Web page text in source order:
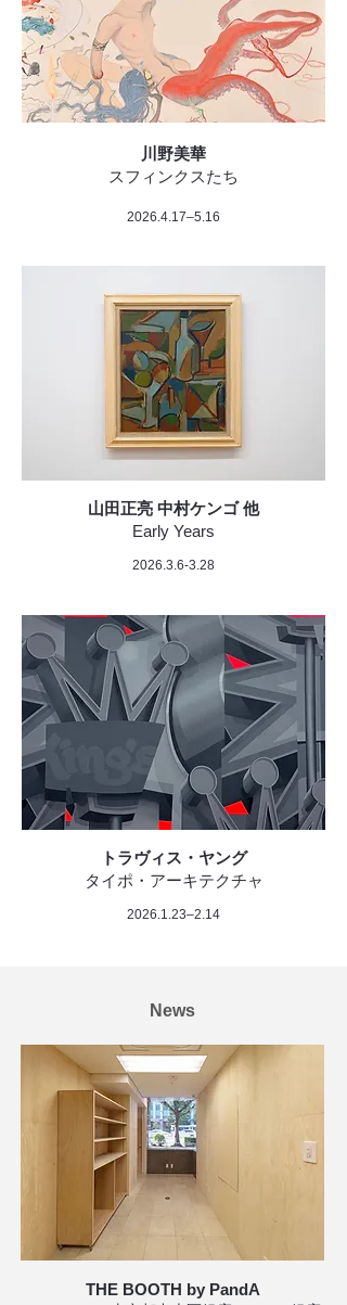
川野美華
スフィンクスたち
2026.4.17–5.16
山田正亮 中村ケンゴ 他
Early Years
2026.3.6-3.28
トラヴィス・ヤング
タイポ・アーキテクチャ
2026.1.23–2.14
News
THE BOOTH by PandA